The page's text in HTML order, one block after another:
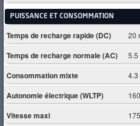
PUISSANCE ET CONSOMMATION
Temps de recharge rapide (DC) 20
Temps de recharge normale (AC)
Consommation mixte 4.3
Autonomie électrique (WLTP)
Vitesse maxi